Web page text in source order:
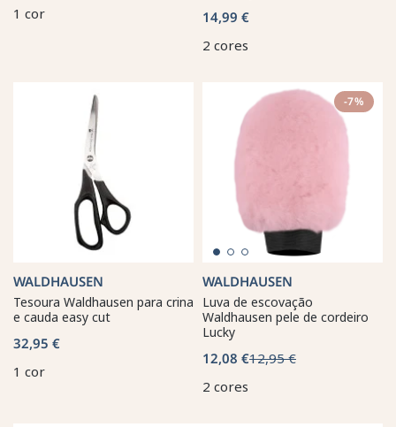
1 cor
14,99 €
2 cores
WALDHAUSEN
Tesoura Waldhausen para crina
e cauda easy cut
32,95 €
1 cor
-7%
WALDHAUSEN
Luva de escovação
Waldhausen pele de cordeiro
Lucky
12,08 €12,95 €
2 cores